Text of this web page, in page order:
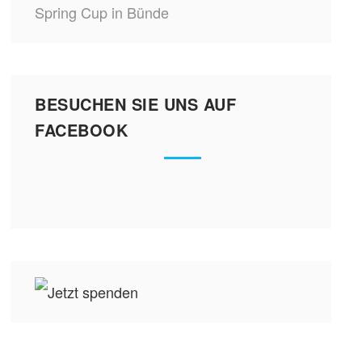
Spring Cup in Bünde
BESUCHEN SIE UNS AUF
FACEBOOK